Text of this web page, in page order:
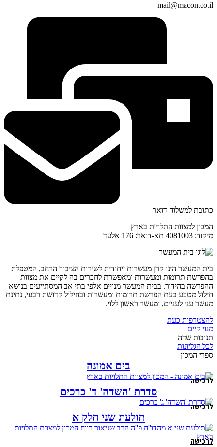
mail@macon.co.il
כתובת למשלוח דואר
המכון למצוות התלויות בארץ
מיקוד: 4081003 תא-דואר: 176 אלעד
בית המעשר הינו קרן מעשרות ייחודית לשירות הציבור הרחב, המטפלת
בהפרשת תרומות ומעשרות ומאפשרת לחברים בה לקיים את מצוות
ההפרשה בהידור. בבית המעשר מנויים אלפי בתי אב המסתייעים בנושא
חילול מטבע בעת הפרשת תרומות ומעשרות ובחילול קדושת רבעי, נתינת
מעשר עני לעניים, ומעשר ראשון ללוי.
להצטרפות כעת
מנוי קיים
תנובות שדה
לכל הגליונות
ספרי המכון
בים אמונה
לרכישה
סדרת 'השדה' ד' כרכים
לרכישה
תולעת שני חלק א
לרכישה